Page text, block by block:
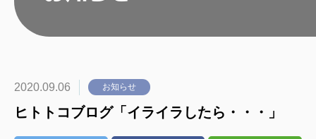
2020.09.06 お知らせ
ヒトトコブログ「イライラしたら・・・」